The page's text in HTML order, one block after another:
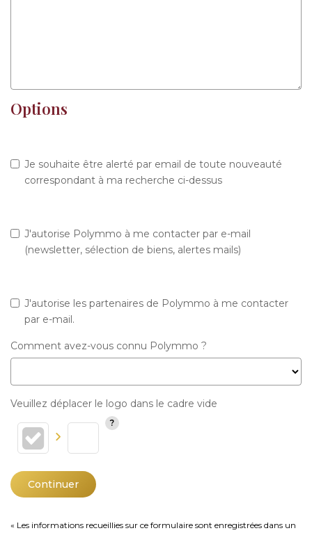
Options
Je souhaite être alerté par email de toute nouveauté
correspondant à ma recherche ci-dessus
J'autorise Polymmo à me contacter par e-mail
(newsletter, sélection de biens, alertes mails)
J'autorise les partenaires de Polymmo à me contacter
par e-mail.
Comment avez-vous connu Polymmo ?
Veuillez déplacer le logo dans le cadre vide
Continuer
« Les informations recueillies sur ce formulaire sont enregistrées dans un